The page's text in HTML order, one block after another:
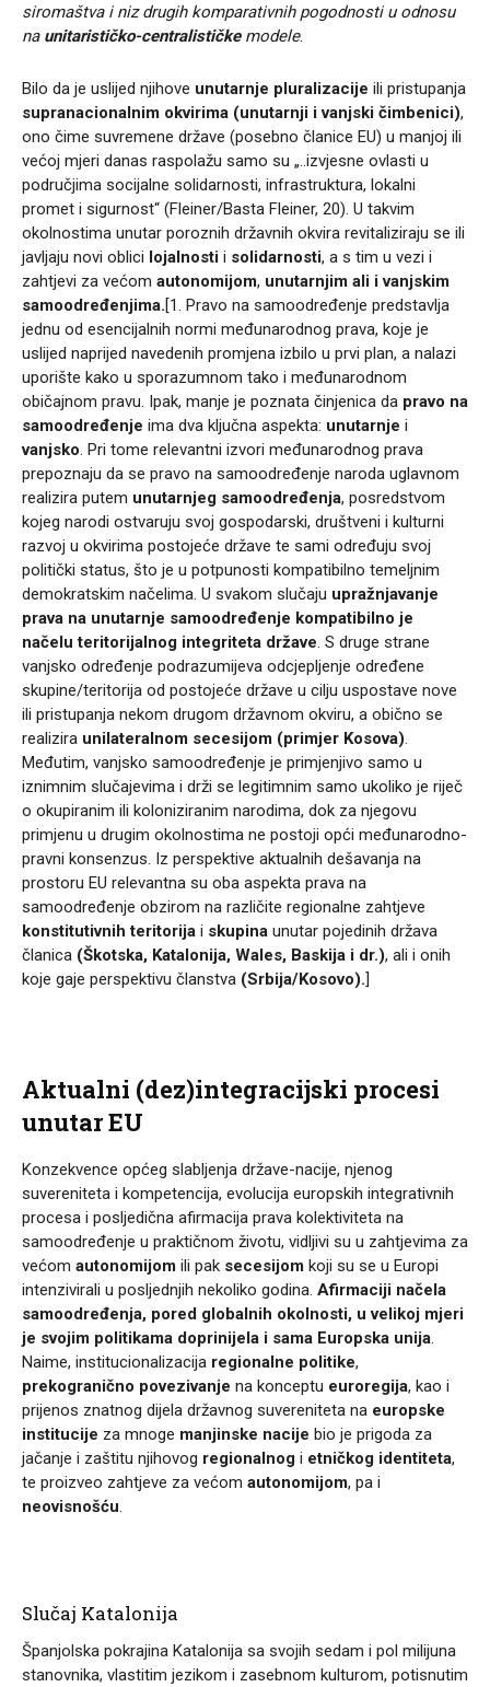
siromaštva i niz drugih komparativnih pogodnosti u odnosu
na unitarističko-centralističkemodele.
Bilo da je uslijed njihove unutarnje pluralizacije ili pristupanja
supranacionalnim okvirima (unutarnji i vanjski čimbenici),
ono čime suvremene države (posebno članice EU) u manjoj ili
većoj mjeri danas raspolažu samo su „..izvjesne ovlasti u
područjima socijalne solidarnosti, infrastruktura, lokalni
promet i sigurnost“ (Fleiner/Basta Fleiner, 20). U takvim
okolnostima unutar poroznih državnih okvira revitaliziraju se ili
javljaju novi oblici lojalnosti i solidarnosti, a s tim u vezi i
zahtjevi za većom autonomijom, unutarnjim ali i vanjskim
samoodređenjima.[1. Pravo na samoodređenje predstavlja
jednu od esencijalnih normi međunarodnog prava, koje je
uslijed naprijed navedenih promjena izbilo u prvi plan, a nalazi
uporište kako u sporazumnom tako i međunarodnom
običajnom pravu. Ipak, manje je poznata činjenica da pravo na
samoodređenje ima dva ključna aspekta: unutarnje i
vanjsko . Pri tome relevantni izvori međunarodnog prava
prepoznaju da se pravo na samoodređenje naroda uglavnom
realizira putem unutarnjeg samoodređenja, posredstvom
kojeg narodi ostvaruju svoj gospodarski, društveni i kulturni
razvoj u okvirima postojeće države te sami određuju svoj
politički status, što je u potpunosti kompatibilno temeljnim
demokratskim načelima. U svakom slučaju upražnjavanje
prava na unutarnje samoodređenje kompatibilno je
načelu teritorijalnog integriteta države . S druge strane
vanjsko određenje podrazumijeva odcjepljenje određene
skupine/teritorija od postojeće države u cilju uspostave nove
ili pristupanja nekom drugom državnom okviru, a obično se
realizira unilateralnom secesijom (primjer Kosova)
Međutim, vanjsko samoodređenje je primjenjivo samo u
iznimnim slučajevima i drži se legitimnim samo ukoliko je riječ
o okupiranim ili koloniziranim narodima, dok za njegovu
primjenu u drugim okolnostima ne postoji opći međunarodno-
pravni konsenzus. Iz perspektive aktualnih dešavanja na
prostoru EU relevantna su oba aspekta prava na
samoodređenje obzirom na različite regionalne zahtjeve
konstitutivnih teritorija i skupina unutar pojedinih država
članica (Škotska, Katalonija, Wales, Baskija i dr.), ali i onih
koje gaje perspektivu članstva (Srbija/Kosovo).]
Aktualni (dez)integracijski procesi
unutar EU
Konzekvence općeg slabljenja države-nacije, njenog
suvereniteta i kompetencija, evolucija europskih integrativnih
procesa i posljedična afirmacija prava kolektiviteta na
samoodređenje u praktičnom životu, vidljivi su u zahtjevima za
većom autonomijom ili pak secesijom koji su se u Europi
intenzivirali u posljednjih nekoliko godina. Afirmaciji načela
samoodređenja, pored globalnih okolnosti, u velikoj mjeri
je svojim politikama doprinijela i sama Europska unija
Naime, institucionalizacija regionalne politike,
prekogranično povezivanje na konceptu euroregija, kao i
prijenos znatnog dijela državnog suvereniteta na europske
institucije za mnoge manjinske nacije bio je prigoda za
jačanje i zaštitu njihovog regionalnog i etničkog identiteta,
te proizveo zahtjeve za većom autonomijom, pa i
neovisnošću
Slučaj Katalonija
Španjolska pokrajina Katalonija sa svojih sedam i pol milijuna
stanovnika, vlastitim jezikom i zasebnom kulturom, potisnutim